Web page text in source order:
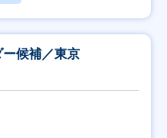
候補／東京